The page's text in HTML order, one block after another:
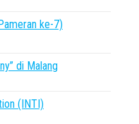
ke-7)
di Malang
(INTI)